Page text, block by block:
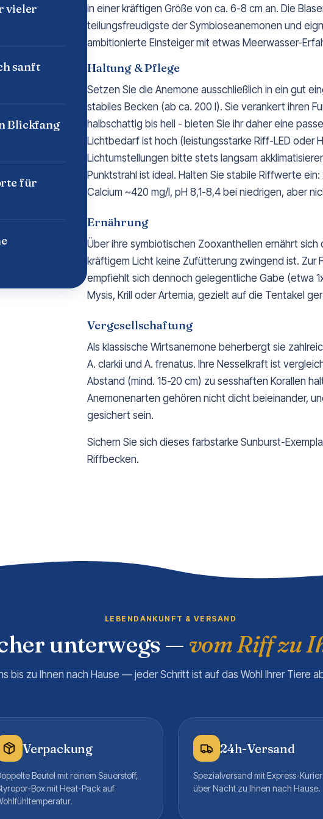
vieler
sanft
Blickfang
für
in einer kräftigen Größe von ca. 6-8 cm an. Die
teilungsfreudigste der Symbioseanemonen und
ambitionierte Einsteiger mit etwas Meerwasser-
Haltung & Pflege
Setzen Sie die Anemone ausschließlich in ein gut
stabiles Becken (ab ca. 200 l). Sie verankert ihren
halbschattig bis hell - bieten Sie ihr daher eine
Lichtbedarf ist hoch (leistungsstarke Riff-LED oder
Lichtumstellungen bitte stets langsam
Punktstrahl ist ideal. Halten Sie stabile Riffwerte
Calcium ~420 mg/l, pH 8,1-8,4 bei niedrigen, aber
Ernährung
Über ihre symbiotischen Zooxanthellen ernährt
kräftigem Licht keine Zufütterung zwingend ist. Zur
empfiehlt sich dennoch gelegentliche Gabe (etwa
Mysis, Krill oder Artemia, gezielt auf die Tentakel
Vergesellschaftung
Als klassische Wirtsanemone beherbergt sie
A. clarkii und A. frenatus. Ihre Nesselkraft ist
Abstand (mind. 15-20 cm) zu sesshaften Korallen
Anemonenarten gehören nicht dicht beieinander,
gesichert sein.
Sichern Sie sich dieses farbstarke Sunburst-
Riffbecken.
LEBENDANKUNFT & VERSAND
unterwegs — vom Riff zu
bis zu Ihnen nach Hause — jeder Schritt ist auf das Wohl Ihrer Tiere
Verpackung
Beutel mit reinem Sauerstoff,
Box mit Heat-Pack auf
24h-Versand
Spezialversand mit Express-
über Nacht zu Ihnen nach Hause.